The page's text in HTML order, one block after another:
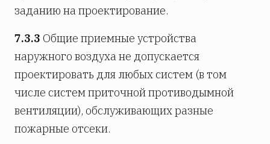
заданию на проектирование.
7.3.3 Общие приемные устройства
наружного воздуха не допускается
проектировать для любых систем (в том
числе систем приточной противодымной
вентиляции), обслуживающих разные
пожарные отсеки.